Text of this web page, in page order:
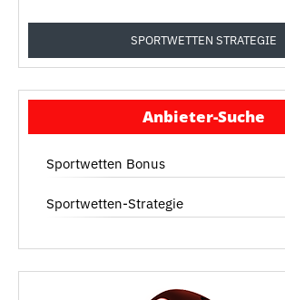
SPORTWETTEN STRATEGIE
Anbieter-Suche
Sportwetten Bonus
Sportwetten-Strategie